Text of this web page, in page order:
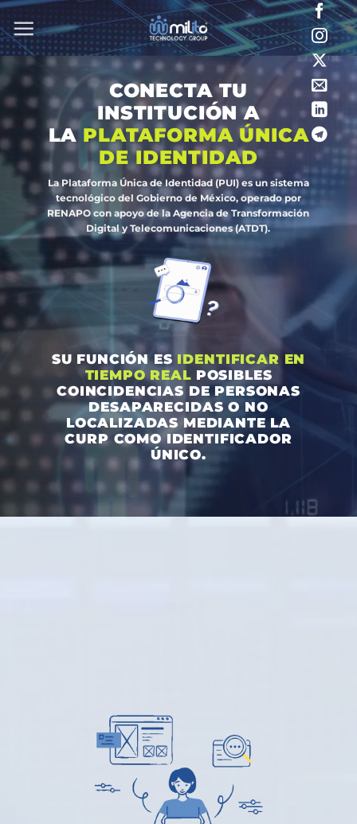
Saltar
al
contenido
CONECTA TU
INSTITUCIÓN A
LAPLATAFORMA ÚNICA
DE IDENTIDAD
LaPlataforma Única de Identidad(PUI) es un sistema
tecnológico del Gobierno de México, operado por
RENAPO con apoyo de la Agencia de Transformación
Digital y Telecomunicaciones (ATDT).
SU FUNCIÓN ES IDENTIFICAR EN
TIEMPO REALPOSIBLES
COINCIDENCIAS DE PERSONAS
DESAPARECIDAS O NO
LOCALIZADAS MEDIANTE LA
CURP COMO IDENTIFICADOR
ÚNICO.